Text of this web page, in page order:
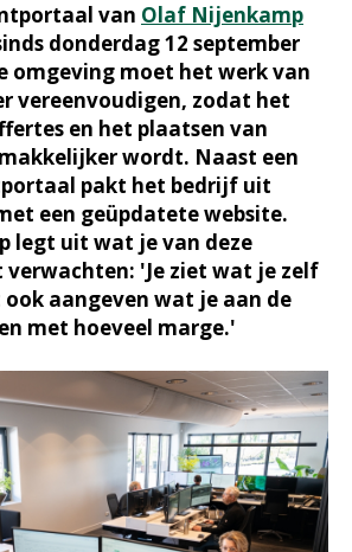
van Olaf Nijenkamp
donderdag 12 september
omgeving moet het werk van
vereenvoudigen, zodat het
en het plaatsen van
wordt. Naast een
pakt het bedrijf uit
een geüpdatete website.
legt uit wat je van deze
'Je ziet wat je zelf
aangeven wat je aan de
met hoeveel marge.'